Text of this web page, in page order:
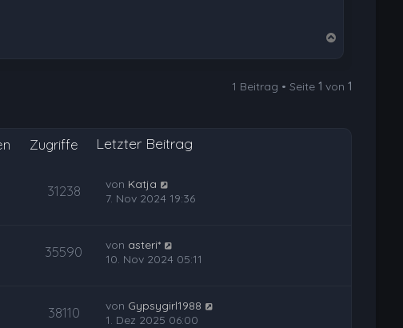
h
1 Beitrag • Seite1 von1
Zugriffe Letzter Beitrag
31238 von Katja
7. Nov 2024 19:36
35590 von asteri*
10. Nov 2024 05:11
38110 von Gypsygirl1988
1. Dez 2025 06:00